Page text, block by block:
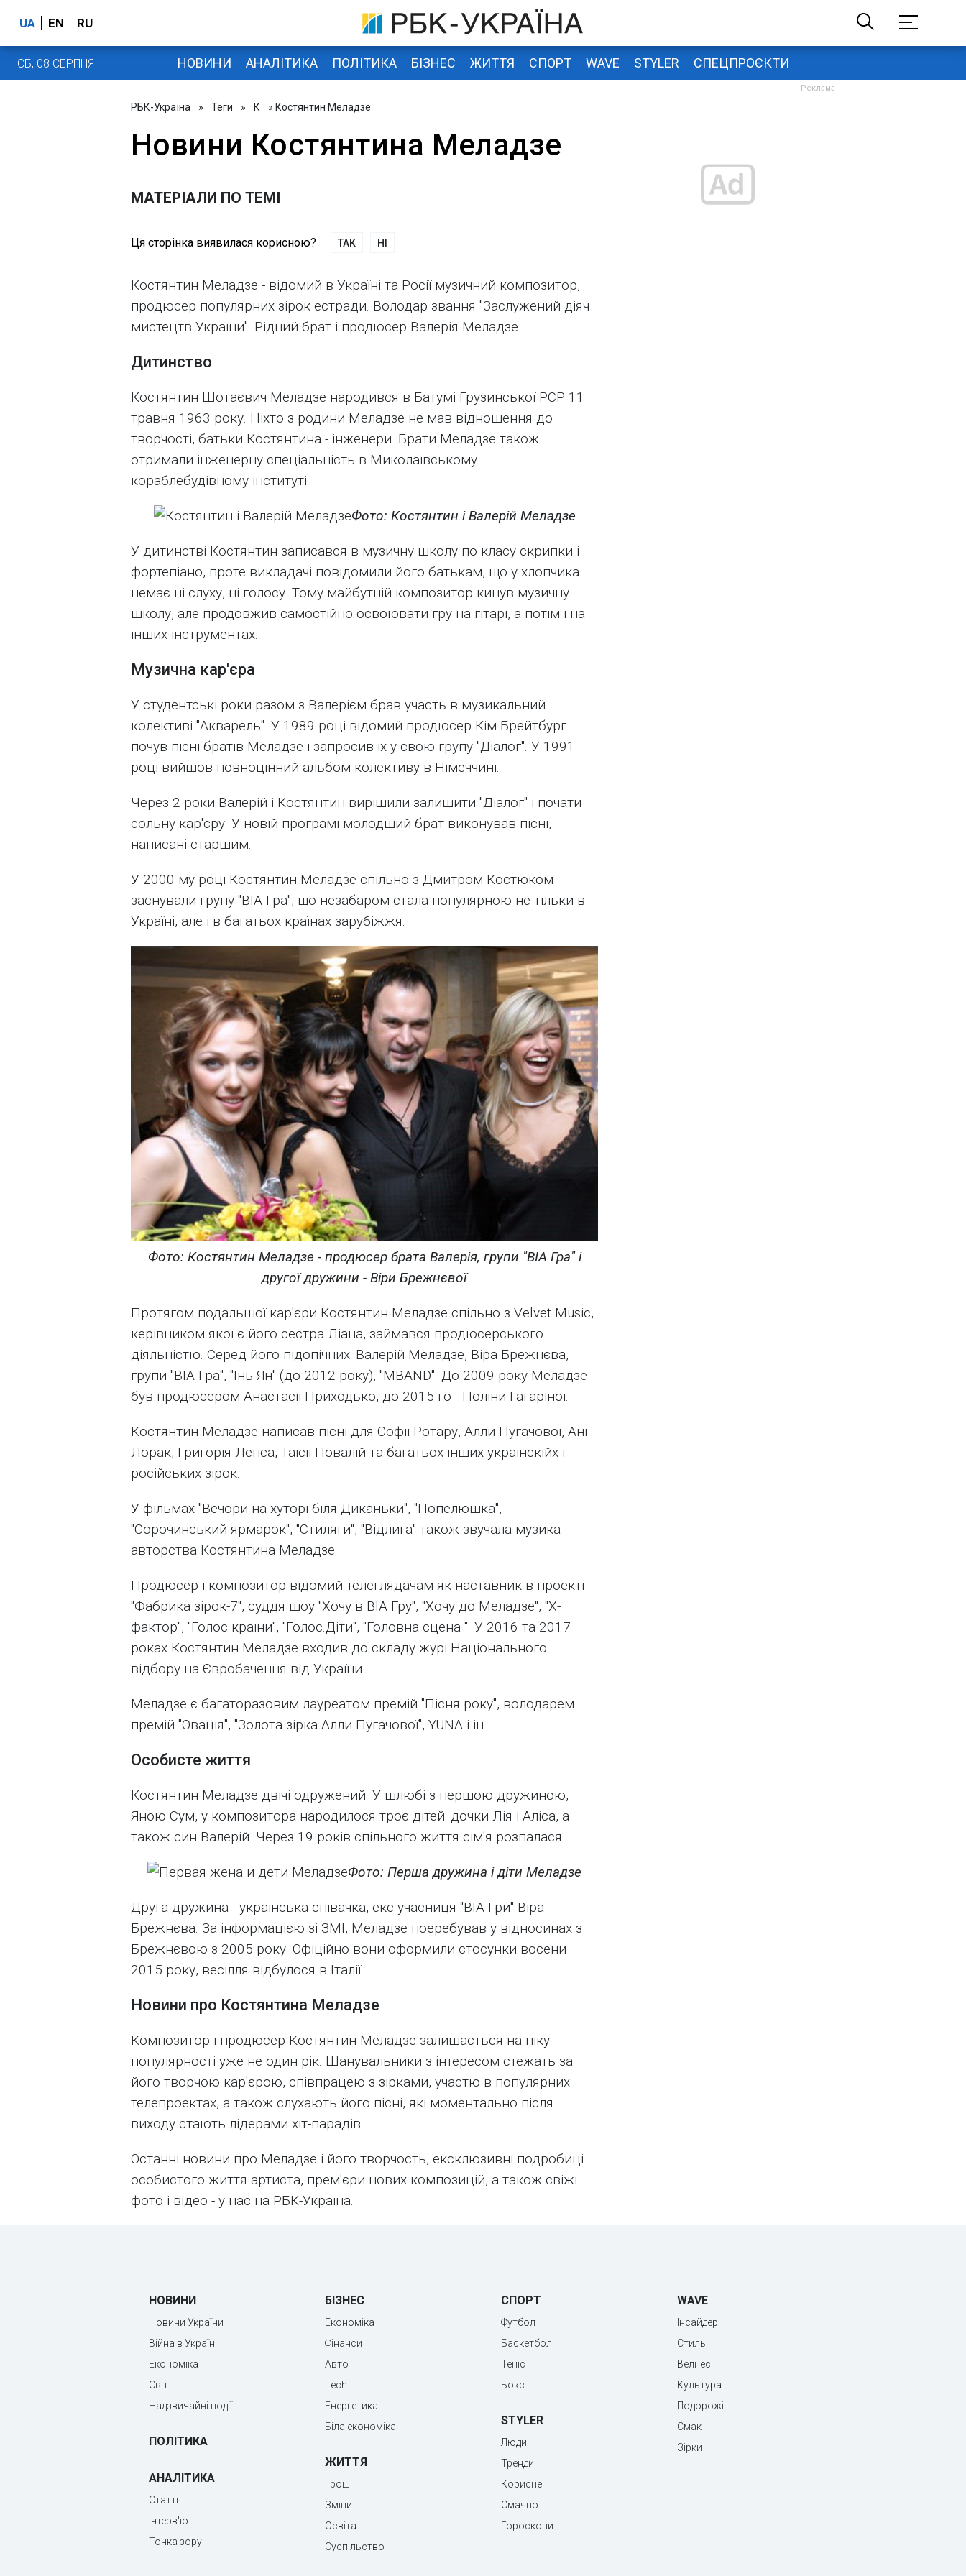
UA EN RU
СБ, 08 СЕРПНЯ НОВИНИ АНАЛІТИКА ПОЛІТИКА БІЗНЕС ЖИТТЯ СПОРТ WAVE STYLER СПЕЦПРОЄКТИ
РБК-Україна » Теги » К » Костянтин Меладзе
Новини Костянтина Меладзе
МАТЕРІАЛИ ПО ТЕМІ
Ця сторінка виявилася корисною? ТАК НІ
Костянтин Меладзе - відомий в Україні та Росії музичний композитор,
продюсер популярних зірок естради. Володар звання "Заслужений діяч
мистецтв України". Рідний брат і продюсер Валерія Меладзе.
Дитинство
Костянтин Шотаєвич Меладзе народився в Батумі Грузинської РСР 11
травня 1963 року. Ніхто з родини Меладзе не мав відношення до
творчості, батьки Костянтина - інженери. Брати Меладзе також
отримали інженерну спеціальність в Миколаївському
кораблебудівному інституті.
Фото: Костянтин і Валерій Меладзе
У дитинстві Костянтин записався в музичну школу по класу скрипки і
фортепіано, проте викладачі повідомили його батькам, що у хлопчика
немає ні слуху, ні голосу. Тому майбутній композитор кинув музичну
школу, але продовжив самостійно освоювати гру на гітарі, а потім і на
інших інструментах.
Музична кар'єра
У студентські роки разом з Валерієм брав участь в музикальний
колективі "Акварель". У 1989 році відомий продюсер Кім Брейтбург
почув пісні братів Меладзе і запросив їх у свою групу "Діалог". У 1991
році вийшов повноцінний альбом колективу в Німеччині.
Через 2 роки Валерій і Костянтин вирішили залишити "Діалог" і почати
сольну кар'єру. У новій програмі молодший брат виконував пісні,
написані старшим.
У 2000-му році Костянтин Меладзе спільно з Дмитром Костюком
заснували групу "ВІА Гра", що незабаром стала популярною не тільки в
Україні, але і в багатьох країнах зарубіжжя.
Фото: Костянтин Меладзе - продюсер брата Валерія, групи "ВІА Гра" і
другої дружини - Віри Брежнєвої
Протягом подальшої кар'єри Костянтин Меладзе спільно з Velvet Music,
керівником якої є його сестра Ліана, займався продюсерського
діяльністю. Серед його підопічних: Валерій Меладзе, Віра Брежнєва,
групи "ВІА Гра", "Інь Ян" (до 2012 року), "МBAND". До 2009 року Меладзе
був продюсером Анастасії Приходько, до 2015-го - Поліни Гагаріної.
Костянтин Меладзе написав пісні для Софії Ротару, Алли Пугачової, Ані
Лорак, Григорія Лепса, Таїсії Повалій та багатьох інших украінскійх і
російських зірок.
У фільмах "Вечори на хуторі біля Диканьки", "Попелюшка",
"Сорочинський ярмарок", "Стиляги", "Відлига" також звучала музика
авторства Костянтина Меладзе.
Продюсер і композитор відомий телеглядачам як наставник в проекті
"Фабрика зірок-7", суддя шоу "Хочу в ВІА Гру", "Хочу до Меладзе", "Х-
фактор", "Голос країни", "Голос.Діти", "Головна сцена ". У 2016 та 2017
роках Костянтин Меладзе входив до складу журі Національного
відбору на Євробачення від України.
Меладзе є багаторазовим лауреатом премій "Пісня року", володарем
премій "Овація", "Золота зірка Алли Пугачової", YUNA і ін.
Особисте життя
Костянтин Меладзе двічі одружений. У шлюбі з першою дружиною,
Яною Сум, у композитора народилося троє дітей: дочки Лія і Аліса, а
також син Валерій. Через 19 років спільного життя сім'я розпалася.
Фото: Перша дружина і діти Меладзе
Друга дружина - українська співачка, екс-учасниця "ВІА Гри" Віра
Брежнєва. За інформацією зі ЗМІ, Меладзе поеребував у відносинах з
Брежнєвою з 2005 року. Офіційно вони оформили стосунки восени
2015 року, весілля відбулося в Італії.
Новини про Костянтина Меладзе
Композитор і продюсер Костянтин Меладзе залишається на піку
популярності уже не один рік. Шанувальники з інтересом стежать за
його творчою кар'єрою, співпрацею з зірками, участю в популярних
телепроектах, а також слухають його пісні, які моментально після
виходу стають лідерами хіт-парадів.
Останні новини про Меладзе і його творчость, ексклюзивні подробиці
особистого життя артиста, прем'єри нових композицій, а також свіжі
фото і відео - у нас на РБК-Україна.
НОВИНИ
Новини України
Війна в Україні
Економіка
Світ
Надзвичайні події
ПОЛІТИКА
АНАЛІТИКА
Статті
Інтерв'ю
Точка зору
БІЗНЕС
Економіка
Фінанси
Авто
Tech
Енергетика
Біла економіка
ЖИТТЯ
Гроші
Зміни
Освіта
Суспільство
СПОРТ
Футбол
Баскетбол
Теніс
Бокс
STYLER
Люди
Тренди
Корисне
Смачно
Гороскопи
WAVE
Інсайдер
Стиль
Велнес
Культура
Подорожі
Смак
Зірки